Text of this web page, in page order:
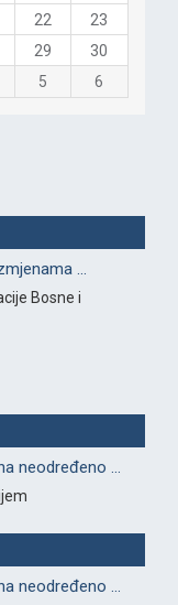
22
23
29
30
5 6
...
Bosne i
neodređeno ...
neodređeno ...